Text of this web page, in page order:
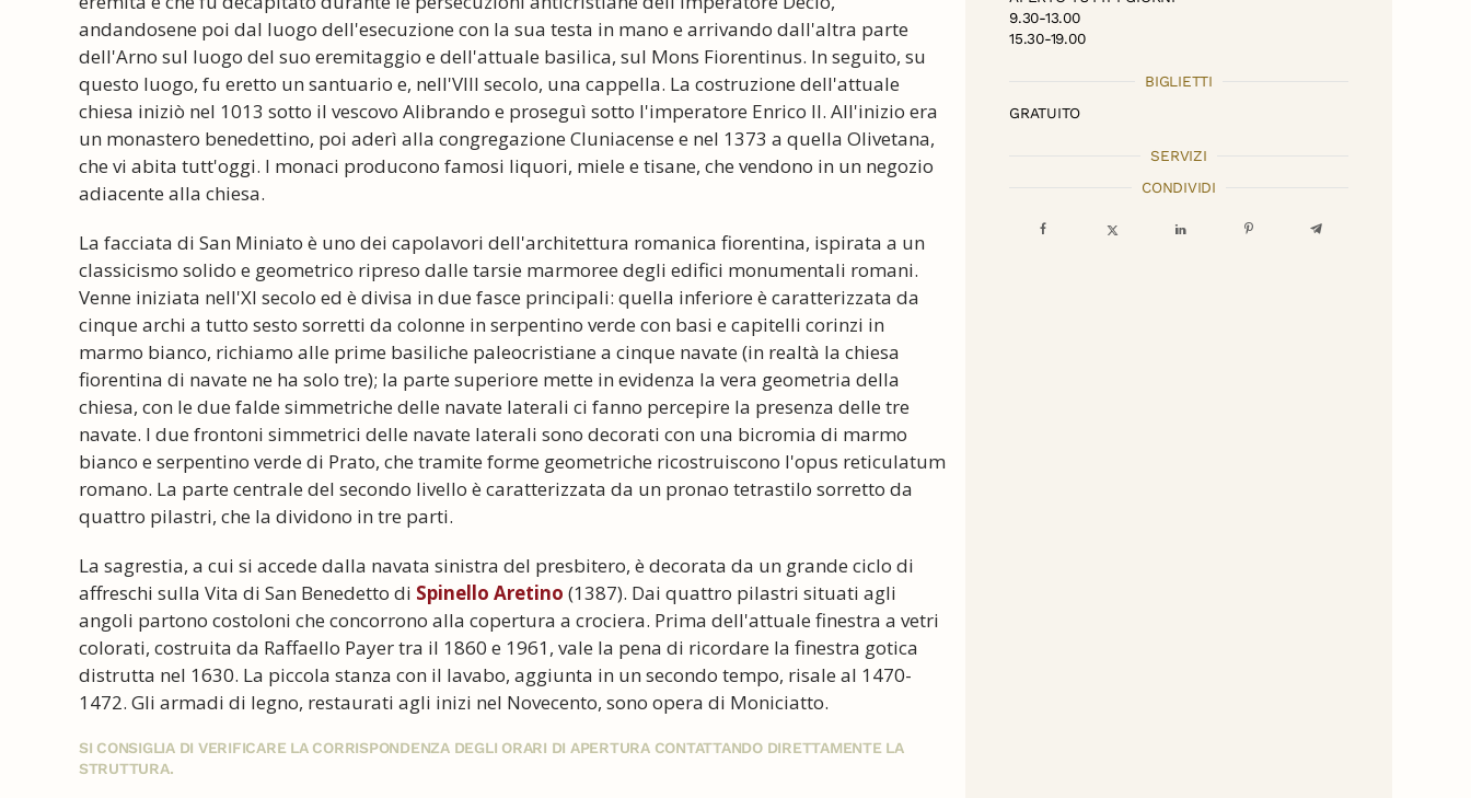
andandosene poi dal luogo dell'esecuzione con la sua testa in mano e arrivando dall'altra parte
dell'Arno sul luogo del suo eremitaggio e dell'attuale basilica, sul Mons Fiorentinus. In seguito, su
questo luogo, fu eretto un santuario e, nell'VIII secolo, una cappella. La costruzione dell'attuale
chiesa iniziò nel 1013 sotto il vescovo Alibrando e proseguì sotto l'imperatore Enrico II. All'inizio era
un monastero benedettino, poi aderì alla congregazione Cluniacense e nel 1373 a quella Olivetana,
che vi abita tutt'oggi. I monaci producono famosi liquori, miele e tisane, che vendono in un negozio
adiacente alla chiesa.
La facciata di San Miniato è uno dei capolavori dell'architettura romanica fiorentina, ispirata a un
classicismo solido e geometrico ripreso dalle tarsie marmoree degli edifici monumentali romani.
Venne iniziata nell'XI secolo ed è divisa in due fasce principali: quella inferiore è caratterizzata da
cinque archi a tutto sesto sorretti da colonne in serpentino verde con basi e capitelli corinzi in
marmo bianco, richiamo alle prime basiliche paleocristiane a cinque navate (in realtà la chiesa
fiorentina di navate ne ha solo tre); la parte superiore mette in evidenza la vera geometria della
chiesa, con le due falde simmetriche delle navate laterali ci fanno percepire la presenza delle tre
navate. I due frontoni simmetrici delle navate laterali sono decorati con una bicromia di marmo
bianco e serpentino verde di Prato, che tramite forme geometriche ricostruiscono l'opus reticulatum
romano. La parte centrale del secondo livello è caratterizzata da un pronao tetrastilo sorretto da
quattro pilastri, che la dividono in tre parti.
La sagrestia, a cui si accede dalla navata sinistra del presbitero, è decorata da un grande ciclo di
affreschi sulla Vita di San Benedetto di Spinello Aretino (1387). Dai quattro pilastri situati agli
angoli partono costoloni che concorrono alla copertura a crociera. Prima dell'attuale finestra a vetri
colorati, costruita da Raffaello Payer tra il 1860 e 1961, vale la pena di ricordare la finestra gotica
distrutta nel 1630. La piccola stanza con il lavabo, aggiunta in un secondo tempo, risale al 1470-
1472. Gli armadi di legno, restaurati agli inizi nel Novecento, sono opera di Moniciatto.
SI CONSIGLIA DI VERIFICARE LA CORRISPONDENZA DEGLI ORARI DI APERTURA CONTATTANDO DIRETTAMENTE LA
STRUTTURA.
9.30-13.00
15.30-19.00
BIGLIETTI
GRATUITO
SERVIZI
CONDIVIDI